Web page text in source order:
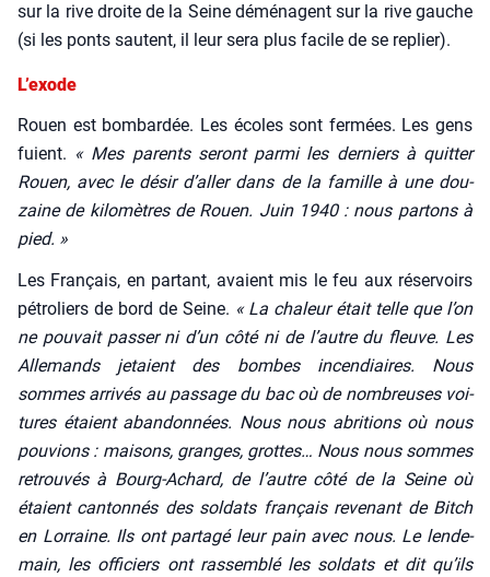
sur la rive droite de la Seine démé­nagent sur la rive gauche
(si les ponts sautent, il leur sera plus facile de se replier).
L’exode
Rouen est bom­bar­dée. Les écoles sont fer­mées. Les gens
fuient. « Mes parents seront par­mi les der­niers à quit­ter
Rouen, avec le désir d’aller dans de la famille à une dou­
zaine de kilo­mètres de Rouen. Juin 1940 : nous par­tons à
pied. »
Les Fran­çais, en par­tant, avaient mis le feu aux réser­voirs
pétro­liers de bord de Seine. « La cha­leur était telle que l’on
ne pou­vait pas­ser ni d’un côté ni de l’autre du fleuve. Les
Alle­mands jetaient des bombes incen­diaires. Nous
sommes arri­vés au pas­sage du bac où de nom­breuses voi­
tures étaient aban­don­nées. Nous nous abri­tions où nous
pou­vions : mai­sons, granges, grottes… Nous nous sommes
retrou­vés à Bourg-Achard, de l’autre côté de la Seine où
étaient can­ton­nés des sol­dats fran­çais reve­nant de Bitch
en Lor­raine. Ils ont par­ta­gé leur pain avec nous. Le len­de­
main, les offi­ciers ont ras­sem­blé les sol­dats et dit qu’ils